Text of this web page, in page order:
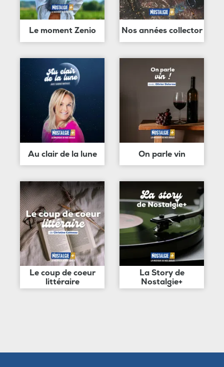
Le moment Zenio Nos années collector
Au clair de la lune On parle vin
Le coup de coeur
littéraire
La Story de
Nostalgie+